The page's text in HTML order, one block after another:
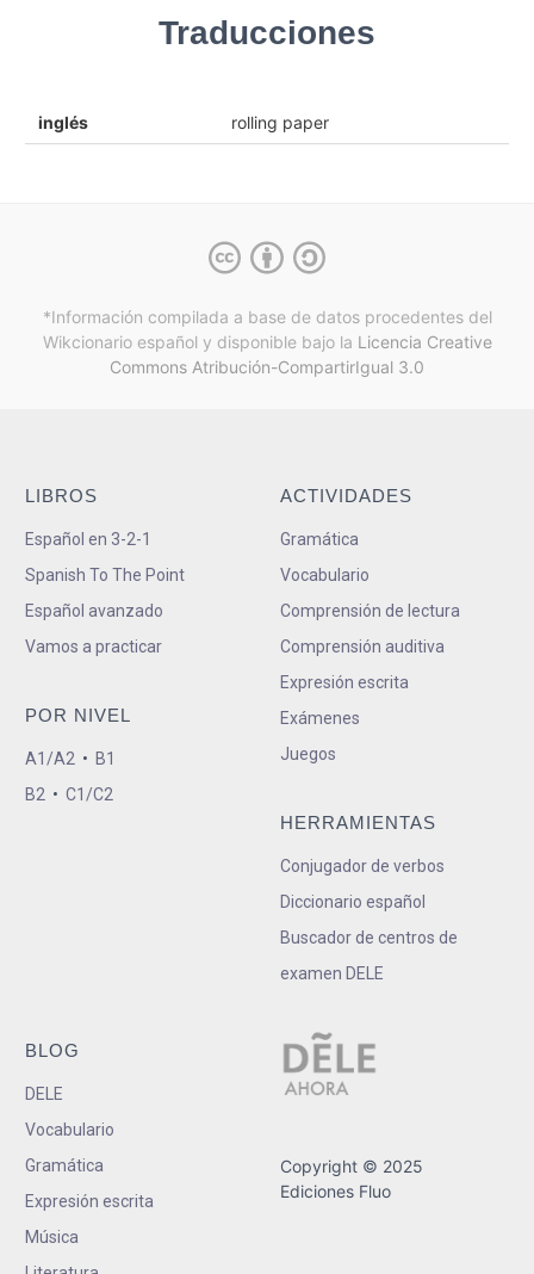
Traducciones
inglés rolling paper
*Información compilada a base de datos procedentes del
Wikcionario español y disponible bajo la Licencia Creative
Commons Atribución-CompartirIgual 3.0
LIBROS
Español en 3-2-1
Spanish To The Point
Español avanzado
Vamos a practicar
POR NIVEL
A1/A2 • B1
B2 • C1/C2
ACTIVIDADES
Gramática
Vocabulario
Comprensión de lectura
Comprensión auditiva
Expresión escrita
Exámenes
Juegos
HERRAMIENTAS
Conjugador de verbos
Diccionario español
Buscador de centros de
examen DELE
BLOG
DELE
Vocabulario
Gramática
Expresión escrita
Música
Copyright © 2025
Ediciones Fluo